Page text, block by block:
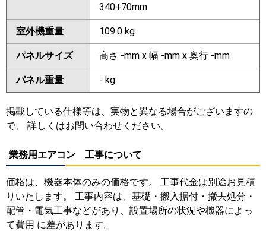
340+70mm
室外機重量 109.0 kg
パネルサイズ 高さ -mm x 幅 -mm x 奥行 -mm
パネル重量 - kg
掲載している仕様等は、実物と異なる場合がございますの
で、 詳しくはお問い合わせください。
業務用エアコン 工事について
価格は、機器本体のみの価格です。 工事代金は別途お見積
りいたします。 工事内容は、基礎・搬入据付・撤去処分・
配管・電気工事などがあり、設置場所の状況や機器によっ
て費用 に差があります。